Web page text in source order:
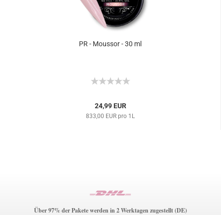
PR - Moussor - 30 ml
24,99 EUR
833,00 EUR pro 1L
Über 97% der Pakete werden in 2 Werktagen zugestellt (DE)